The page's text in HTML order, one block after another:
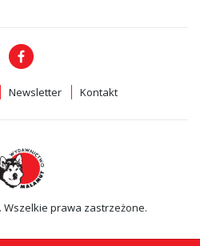
Newsletter Kontakt
Wszelkie prawa zastrzeżone.